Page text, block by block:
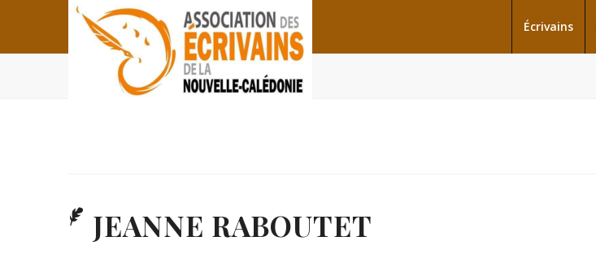
Écrivains
JEANNE RABOUTET
JEANNE RABOUTET